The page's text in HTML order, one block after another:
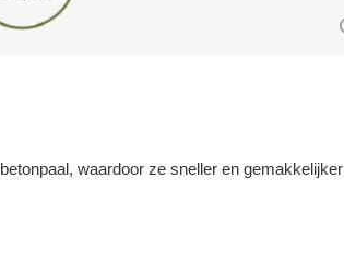
waardoor ze sneller en gemakkelijker